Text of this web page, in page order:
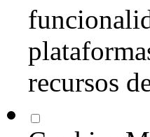
recursos